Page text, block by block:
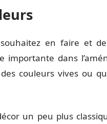
en faire et
importante dans
couleurs vives ou
un peu plus